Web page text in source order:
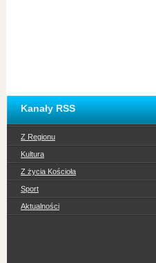
Kanały RSS
Z Regionu
Kultura
Z życia Kościoła
Sport
Aktualności